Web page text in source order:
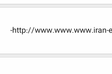
http://www.www.www.iran-eng.ir/showthread.php/420821-